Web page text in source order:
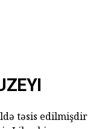
təsis edilmişdir